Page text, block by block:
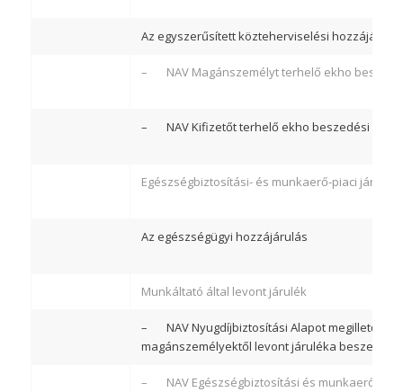
Az egyszerűsített közteherviselési hozzájárulás
– NAV Magánszemélyt terhelő ekho
– NAV Kifizetőt terhelő ekho beszedési
Egészségbiztosítási- és munkaerő-piaci járulék
Az egészségügyi hozzájárulás
Munkáltató által levont járulék
– NAV Nyugdíjbiztosítási Alapot megillető
magánszemélyektől levont járuléka beszedési
– NAV Egészségbiztosítási és munkaerő-